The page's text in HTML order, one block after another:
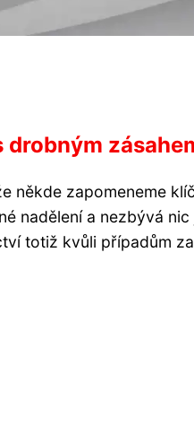
drobným
někde zapomeneme
nadělení a nezbývá
totiž kvůli případům